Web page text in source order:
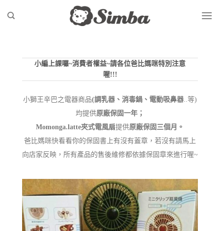
小編上課囉~消費者權益~請各位爸比媽咪特別注意
喔!!!
小獅王辛巴之電器商品(調乳器、消毒鍋、電動吸鼻器..等)
均提供原廠保固一年；
Momonga.latte夾式電風扇提供原廠保固三個月。
爸比媽咪快看看你的保固書上有沒有蓋章，若沒有請馬上
向店家反映，所有產品的售後維修都依據保固章來進行喔~